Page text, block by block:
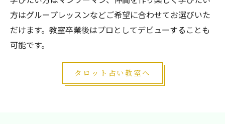
方はグループレッスンなどご希望に合わせてお選びいた
だけます。教室卒業後はプロとしてデビューすることも
可能です。
タロット占い教室へ